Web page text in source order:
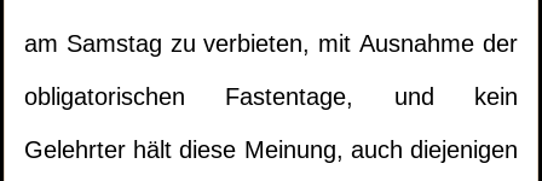
am Samstag zu verbieten, mit Ausnahme der
obligatorischen Fastentage, und kein
Gelehrter hält diese Meinung, auch diejenigen